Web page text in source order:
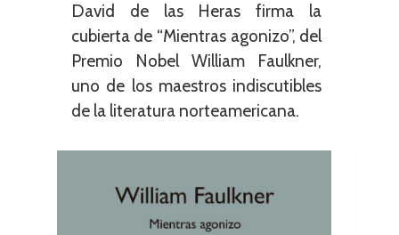
David de las Heras firma la
cubierta de “Mientras agonizo”, del
Premio Nobel William Faulkner,
uno de los maestros indiscutibles
de la literatura norteamericana.